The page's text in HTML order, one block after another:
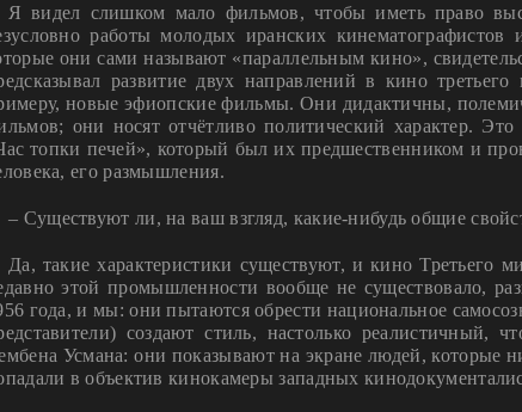
Я видел слишком мало фильмов, чтобы иметь право
работы молодых иранских
они сами называют «параллельным кино»,
развитие двух направлений в кино
новые эфиопские фильмы. Они дидактичны,
они носят отчётливо политический характер.
топки печей», который был их предшественником и
его размышления.
– Существуют ли, на ваш взгляд, какие-нибудь общие
Да, такие характеристики существуют, и кино Третьего
этой промышленности вообще не существовало,
года, и мы: они пытаются обрести национальное
создают стиль, настолько
Усмана: они показывают на экране людей, которые
в объектив кинокамеры западных